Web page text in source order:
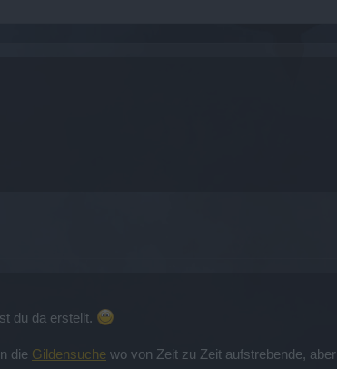
du da erstellt.
die Gildensuche wo von Zeit zu Zeit aufstrebende,